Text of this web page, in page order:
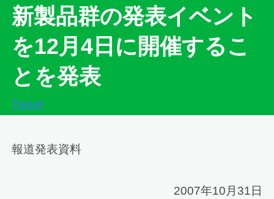
新製品群の発表イベント
を12月4日に開催するこ
とを発表
Tweet
報道発表資料
2007年10月31日